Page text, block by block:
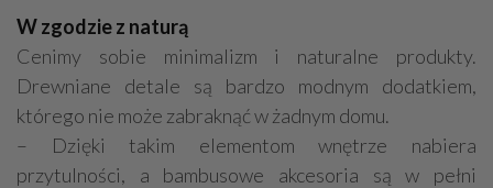
W zgodzie z naturą
Cenimy sobie minimalizm i naturalne produkty.
Drewniane detale są bardzo modnym dodatkiem,
którego nie może zabraknąć w żadnym domu.
– Dzięki takim elementom wnętrze nabiera
przytulności, a bambusowe akcesoria są w pełni